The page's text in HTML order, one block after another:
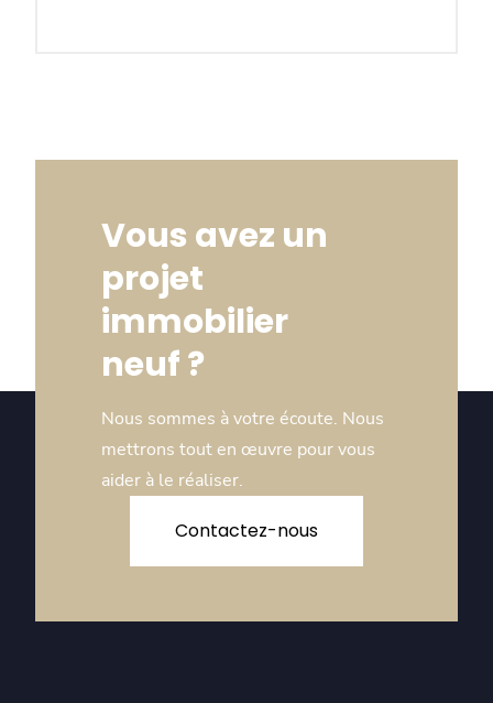
Vous avez un
projet
immobilier
neuf ?
Nous sommes à votre écoute. Nous
mettrons tout en œuvre pour vous
aider à le réaliser.
Contactez-nous